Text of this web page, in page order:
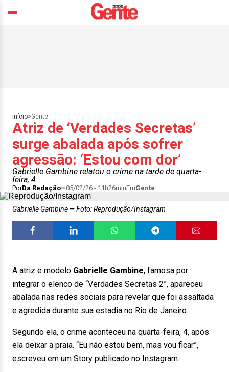
Início>Gente
Atriz de ‘Verdades Secretas’
surge abalada após sofrer
agressão: ‘Estou com dor’
Gabrielle Gambine relatou o crime na tarde de quarta-
feira, 4
PorDa Redação 05/02/26 - 11h26minEmGente
Gabrielle Gambine Foto: Reprodução/Instagram
A atriz e modelo Gabrielle Gambine, famosa por
integrar o elenco de “Verdades Secretas 2”, apareceu
abalada nas redes sociais para revelar que foi assaltada
e agredida durante sua estadia no Rio de Janeiro.
Segundo ela, o crime aconteceu na quarta-feira, 4, após
ela deixar a praia. “Eu não estou bem, mas vou ficar”,
escreveu em um Story publicado no Instagram.